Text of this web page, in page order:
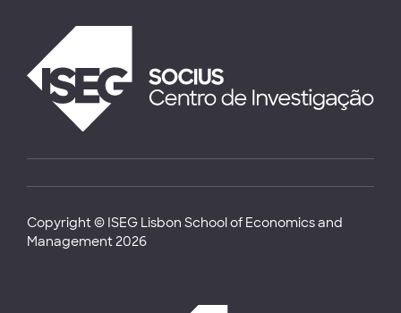
Copyright © ISEG Lisbon School of Economics and
Management 2026